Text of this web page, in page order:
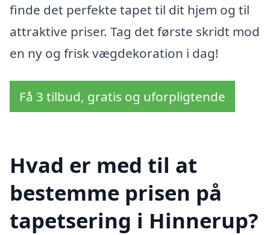
finde det perfekte tapet til dit hjem og til
attraktive priser. Tag det første skridt mod
en ny og frisk vægdekoration i dag!
Få 3 tilbud, gratis og uforpligtende
Hvad er med til at
bestemme prisen på
tapetsering i Hinnerup?